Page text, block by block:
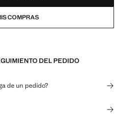
COMPRAS
DEL PEDIDO
de un pedido?